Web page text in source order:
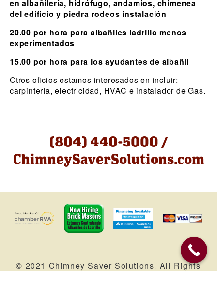
en albañilería, hidrófugo, andamios, chimenea
del edificio y piedra rodeos instalación
20.00 por hora para albañiles ladrillo menos
experimentados
15.00 por hora para los ayudantes de albañil
Otros oficios estamos interesados en incluir:
carpintería, electricidad, HVAC e instalador de Gas.
(804) 440-5000 /
ChimneySaverSolutions.com
© 2021 Chimney Saver Solutions. All Rights